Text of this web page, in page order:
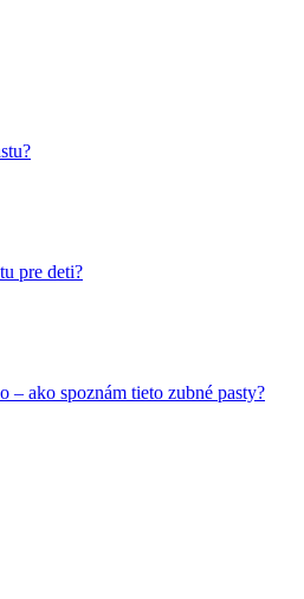
pre deti?
– ako spoznám tieto zubné pasty?